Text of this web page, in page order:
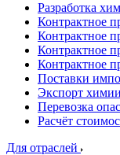
Разработка
Контрактное
Контрактное
Контрактное
Контрактное
Поставки
Экспорт
Перевозка
Расчёт
Для отраслей